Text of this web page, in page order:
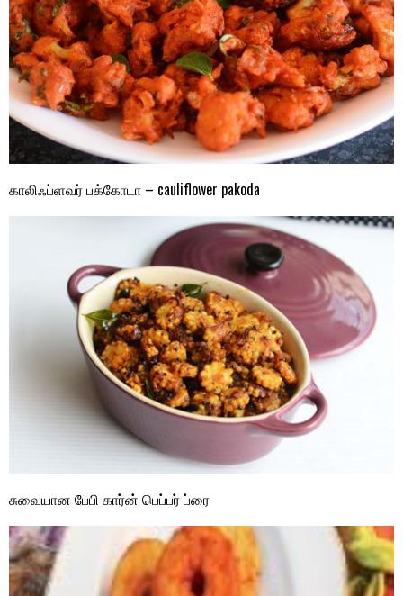
காலிஃப்ளவர் பக்கோடா – cauliflower pakoda
சுவையான பேபி கார்ன் பெப்பர் ப்ரை